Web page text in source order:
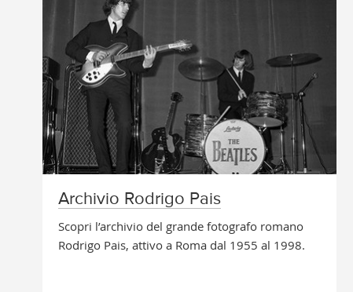
Archivio Rodrigo Pais
Scopri l’archivio del grande fotografo romano
Rodrigo Pais, attivo a Roma dal 1955 al 1998.